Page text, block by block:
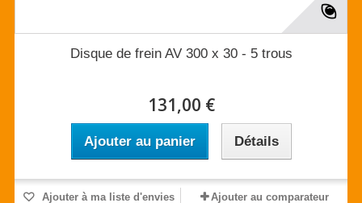
Disque de frein AV 300 x 30 - 5 trous
131,00 €
Ajouter au panier Détails
Ajouter à ma liste d'envies Ajouter au comparateur